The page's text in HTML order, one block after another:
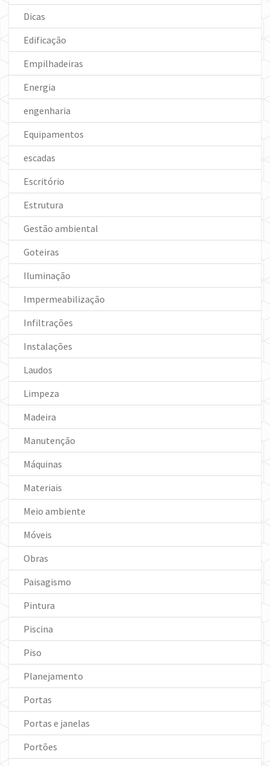
Dicas
Edificação
Empilhadeiras
Energia
engenharia
Equipamentos
escadas
Escritório
Estrutura
Gestão ambiental
Goteiras
Iluminação
Impermeabilização
Infiltrações
Instalações
Laudos
Limpeza
Madeira
Manutenção
Máquinas
Materiais
Meio ambiente
Móveis
Obras
Paisagismo
Pintura
Piscina
Piso
Planejamento
Portas
Portas e janelas
Portões